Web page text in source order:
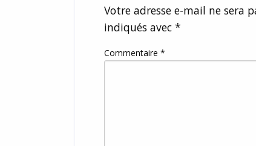
Votre adresse e-mail ne sera
indiqués avec *
Commentaire *